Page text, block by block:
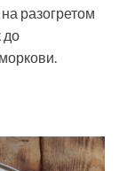
разогретом
до